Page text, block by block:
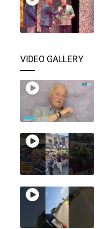
VIDEO GALLERY